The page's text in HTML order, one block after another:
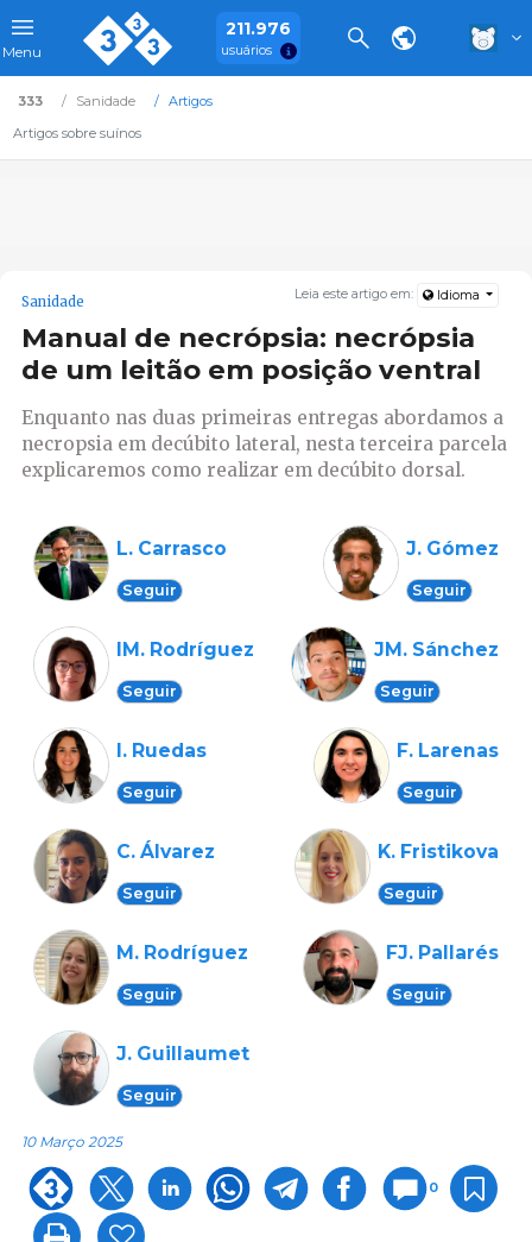
Menu
211.976
usuários
333 Sanidade
Artigos
Artigos sobre suínos
Leia este artigo em: Idioma
Sanidade
Manual de necrópsia: necrópsia
de um leitão em posição ventral
Enquanto nas duas primeiras entregas abordamos a
necropsia em decúbito lateral, nesta terceira parcela
explicaremos como realizar em decúbito dorsal.
L. Carrasco
Seguir
J. Gómez
Seguir
IM. Rodríguez
Seguir
JM. Sánchez
Seguir
I. Ruedas
Seguir
F. Larenas
Seguir
C. Álvarez
Seguir
K. Fristikova
Seguir
M. Rodríguez
Seguir
FJ. Pallarés
Seguir
J. Guillaumet
Seguir
10 Março 2025
0